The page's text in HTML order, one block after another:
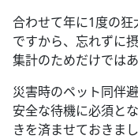
合わせて年に1度の
ですから、忘れずに
集計のためだけではあ
災害時のペット同伴
安全な待機に必須と
きを済ませておきまし